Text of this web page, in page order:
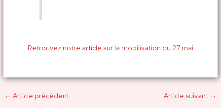
Retrouvez notre article sur la mobilisation du 27 mai
← Article précédent Article suivant →